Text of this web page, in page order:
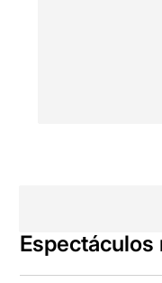
Espectáculos